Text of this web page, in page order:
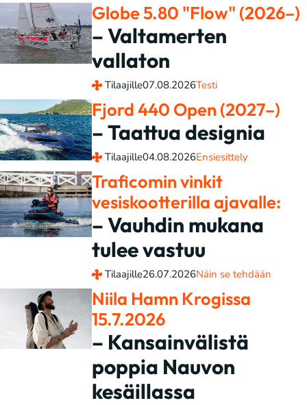
Globe 5.80 "Flow" (2026–)
– Valtamerten
vallaton
Tilaajille07.08.2026Testi
Fjord 440 Open (2027–)
– Taattua designia
Tilaajille04.08.2026Ensiesittely
Traficomin vinkit
vesiskootterilla ajavalle:
– Vauhdin mukana
tulee vastuu
Tilaajille26.07.2026Näin se tehdään
Niila Hamn Krogissa
15.7.2026
– Kansainvälistä
poppia Nauvon
kesäillassa